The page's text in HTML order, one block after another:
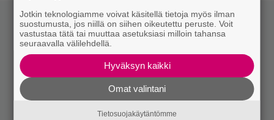
Jotkin teknologiamme voivat käsitellä tietoja myös ilman
suostumusta, jos niillä on siihen oikeutettu peruste. Voit
vastustaa tätä tai muuttaa asetuksiasi milloin tahansa
seuraavalla välilehdellä.
Hyväksyn kaikki
Omat valintani
Tietosuojakäytäntömme